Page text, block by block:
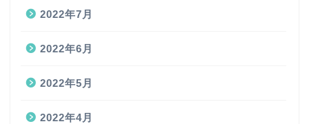
2022年7月
2022年6月
2022年5月
2022年4月